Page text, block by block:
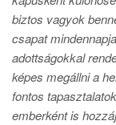
biztos vagyok
csapat
adottságokkal
képes megállni a
fontos
emberként is